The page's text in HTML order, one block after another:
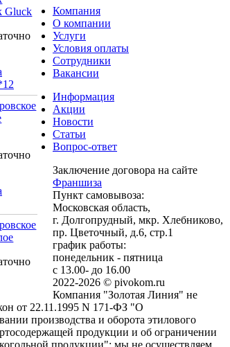
Компания
О компании
Услуги
Условия оплаты
Сотрудники
Вакансии
Информация
Акции
Новости
Статьи
Вопрос-ответ
Заключение договора на сайте
Франшиза
Пункт самовывоза:
Московская область,
г. Долгопрудный, мкр. Хлебниково,
пр. Цветочный, д.6, стр.1
график работы:
понедельник - пятница
с 13.00- до 16.00
2022-2026 © pivokom.ru
Компания "Золотая Линия" не
от 22.11.1995 N 171-ФЗ "О
производства и оборота этилового
продукции и об ограничении